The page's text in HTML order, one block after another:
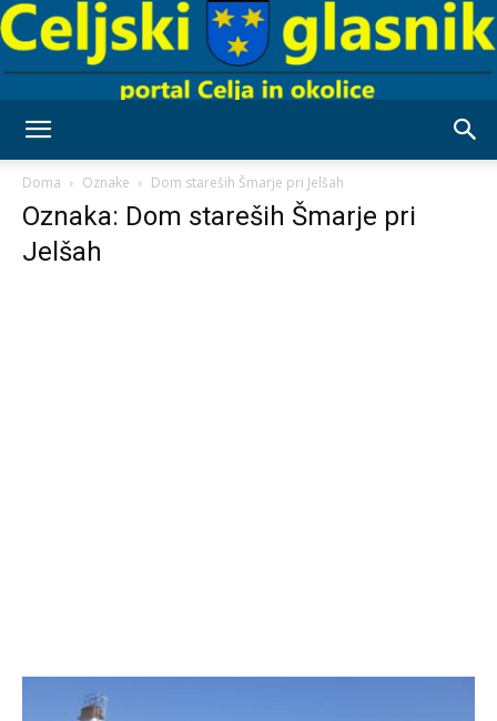
Doma Oznake Dom stareših Šmarje pri Jelšah
Oznaka: Dom stareših Šmarje pri
Jelšah